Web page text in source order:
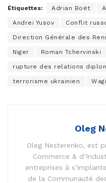
Étiquettes: Adrian Boët
Andrei Yusov Conflit
Direction Générale des
Niger Roman Tchervinski
rupture des relations
terrorisme ukrainien
Oleg
Oleg Nesterenko, est
Commerce &
entreprises à
de la Communauté